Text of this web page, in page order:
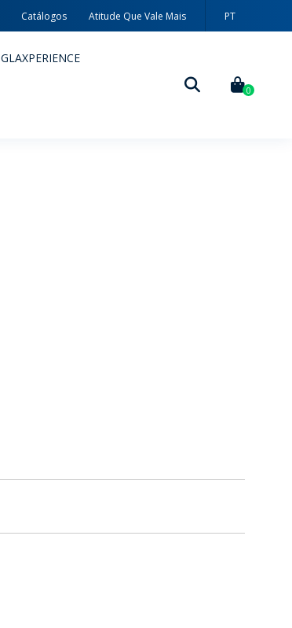
Catálogos Atitude Que Vale Mais
PT
GLAXPERIENCE
0